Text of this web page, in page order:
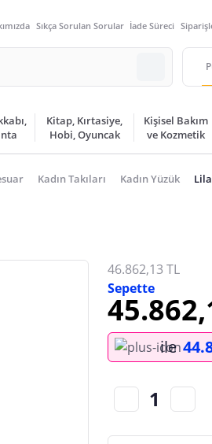
Sıkça Sorulan Sorular İade Süreci
Kitap, Kırtasiye,
Hobi, Oyuncak
Kişisel Bakım
ve Kozmetik
Kadın Takıları Kadın Yüzük
46.862,13 TL
Sepette
ile